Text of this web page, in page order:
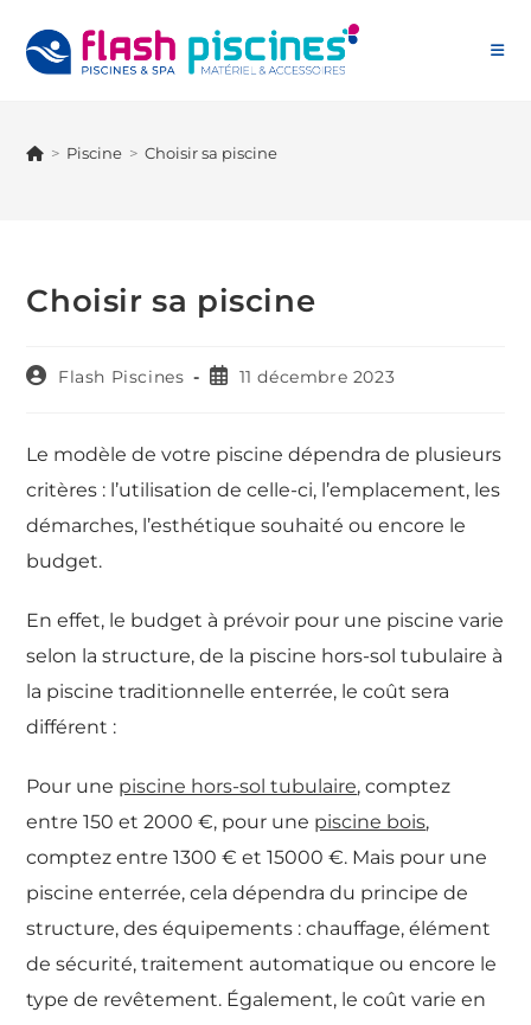
content
> Piscine > Choisir sa piscine
Choisir sa piscine
Auteur/autrice
publication :
Flash Piscines
Publication
11 décembre 2023
Le modèle de votre piscine dépendra de plusieurs
critères : l’utilisation de celle-ci, l’emplacement, les
démarches, l’esthétique souhaité ou encore le
budget.
En effet, le budget à prévoir pour une piscine varie
selon la structure, de la piscine hors-sol tubulaire à
la piscine traditionnelle enterrée, le coût sera
différent :
Pour une piscine hors-sol tubulaire, comptez
entre 150 et 2000 €, pour une piscine bois,
comptez entre 1300 € et 15000 €. Mais pour une
piscine enterrée, cela dépendra du principe de
structure, des équipements : chauffage, élément
de sécurité, traitement automatique ou encore le
type de revêtement. Également, le coût varie en